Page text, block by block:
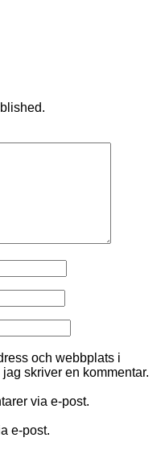
och webbplats i
skriver en kommentar.
via e-post.
e-post.